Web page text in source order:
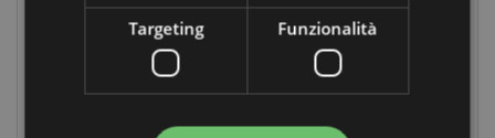
Piccolo con Zip -
Uccelli&Fiori
Selvatici -
Wings&Wildflowers
JAN PASHLEY
Grande -
Uccelli&Fiori
Selvatici -
Wings&Wildflowers
JAN PASHLEY
COOLB154
Targeting Funzionalità